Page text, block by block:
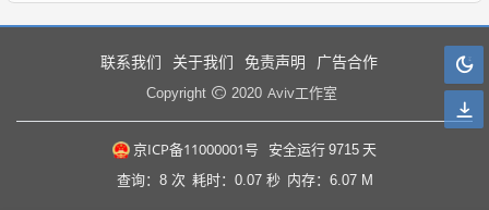
联系我们 关于我们 免责声明 广告合作
Copyright 2020 Aviv工作室
京ICP备11000001号 安全运行 9715 天
查询：8 次 耗时：0.07 秒 内存：6.07 M